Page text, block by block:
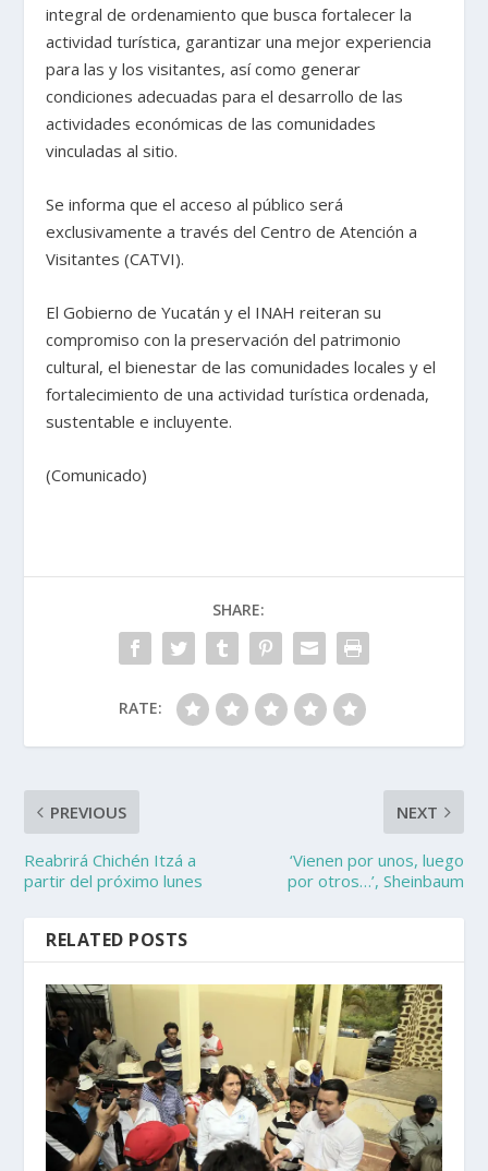
integral de ordenamiento que busca fortalecer la
actividad turística, garantizar una mejor experiencia
para las y los visitantes, así como generar
condiciones adecuadas para el desarrollo de las
actividades económicas de las comunidades
vinculadas al sitio.
Se informa que el acceso al público será
exclusivamente a través del Centro de Atención a
Visitantes (CATVI).
El Gobierno de Yucatán y el INAH reiteran su
compromiso con la preservación del patrimonio
cultural, el bienestar de las comunidades locales y el
fortalecimiento de una actividad turística ordenada,
sustentable e incluyente.
(Comunicado)
SHARE:
RATE:
PREVIOUS
Reabrirá Chichén Itzá a
partir del próximo lunes
NEXT
‘Vienen por unos, luego
por otros…’, Sheinbaum
RELATED POSTS